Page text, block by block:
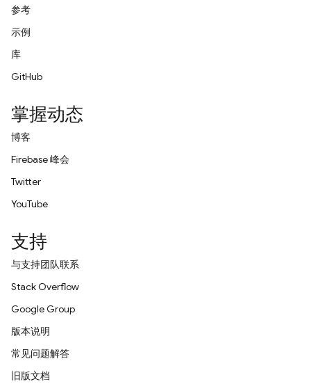
参考
示例
库
GitHub
掌握动态
博客
Firebase 峰会
Twitter
YouTube
支持
与支持团队联系
Stack Overflow
Google Group
版本说明
常见问题解答
旧版文档